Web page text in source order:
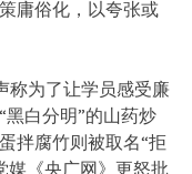
庸俗化，以夸张或
称为了让学员感受廉
黑白分明”的山药炒
拌腐竹则被取名“拒
媒《央广网》更怒批